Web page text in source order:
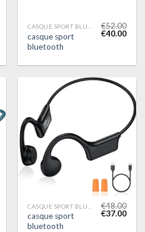
casque sport
bluetooth
€52.00
€40.00
casque sport
bluetooth
€48.00
€37.00